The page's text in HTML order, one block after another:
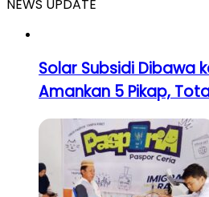
NEWS UPDATE
Solar Subsidi Dibawa
Amankan 5 Pikap,